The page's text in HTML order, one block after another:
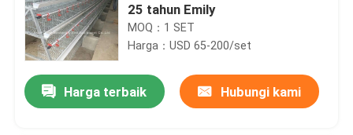
25 tahun Emily
MOQ：1 SET
Harga：USD 65-200/set
Harga terbaik Hubungi kami